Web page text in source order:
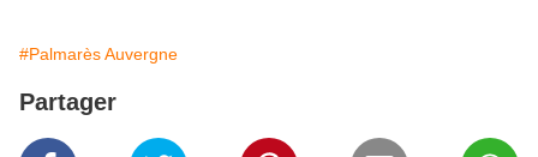
#Palmarès Auvergne
Partager